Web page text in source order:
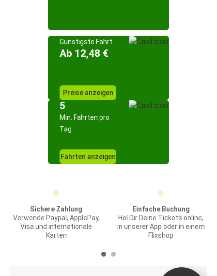
Günstigste Fahrt
Ab 12,48 €
Preise anzeigen
5
Min. Fahrten pro
Tag
Fahrten anzeigen
Sichere Zahlung
Verwende Paypal, ApplePay,
Visa und internationale
Karten
Einfache Buchung
Hol Dir Deine Tickets online,
in unserer App oder in einem
Flixshop